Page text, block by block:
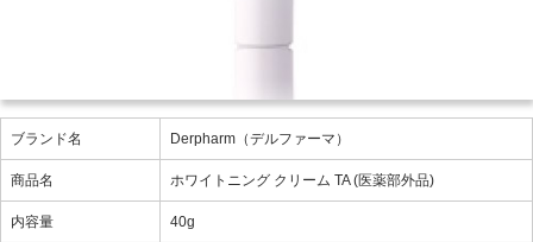
ブランド名 Derpharm（デルファーマ）
商品名 ホワイトニング クリーム TA (医薬部外品)
内容量 40g